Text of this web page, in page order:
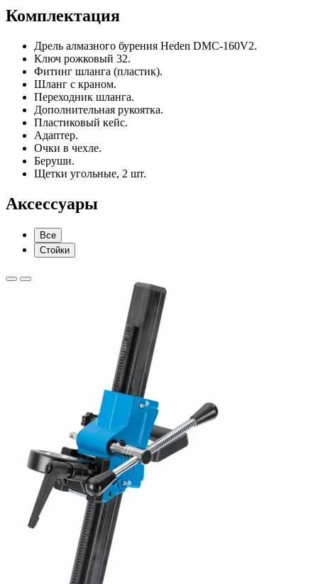
Комплектация
Дрель алмазного бурения Heden DMC-160V2.
Ключ рожковый 32.
Фитинг шланга (пластик).
Шланг с краном.
Переходник шланга.
Дополнительная рукоятка.
Пластиковый кейс.
Адаптер.
Очки в чехле.
Беруши.
Щетки угольные, 2 шт.
Аксессуары
Все
Стойки